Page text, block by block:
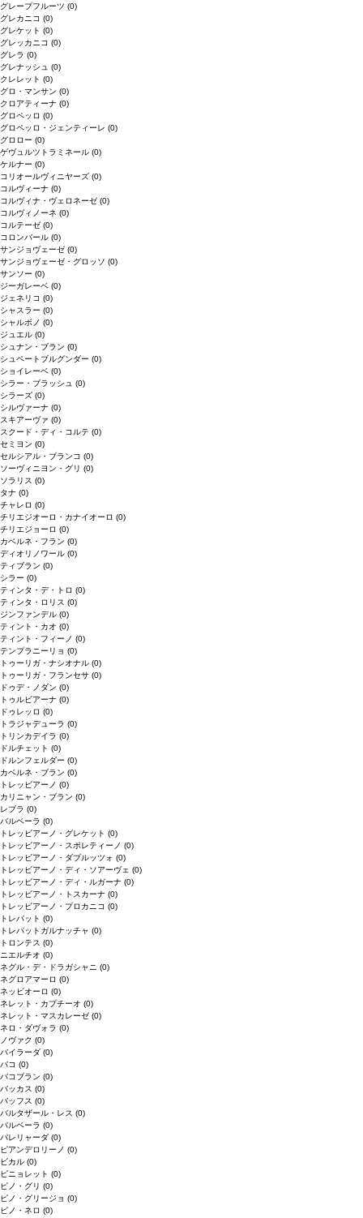
グレープフルーツ (0)
グレカニコ (0)
グレケット (0)
グレッカニコ (0)
グレラ (0)
グレナッシュ (0)
クレレット (0)
グロ・マンサン (0)
クロアティーナ (0)
グロペッロ (0)
グロペッロ・ジェンティーレ (0)
グロロー (0)
ゲヴュルツトラミネール (0)
ケルナー (0)
コリオールヴィニヤーズ (0)
コルヴィーナ (0)
コルヴィナ・ヴェロネーゼ (0)
コルヴィノーネ (0)
コルテーゼ (0)
コロンバール (0)
サンジョヴェーゼ (0)
サンジョヴェーゼ・グロッソ (0)
サンソー (0)
ジーガレーベ (0)
ジェネリコ (0)
シャスラー (0)
シャルボノ (0)
ジュエル (0)
シュナン・ブラン (0)
シュペートブルグンダー (0)
ショイレーベ (0)
シラー・ブラッシュ (0)
シラーズ (0)
シルヴァーナ (0)
スキアーヴァ (0)
スクード・ディ・コルテ (0)
セミヨン (0)
セルシアル・ブランコ (0)
ソーヴィニヨン・グリ (0)
ソラリス (0)
タナ (0)
チャレロ (0)
チリエジオーロ・カナイオーロ (0)
チリエジョーロ (0)
カベルネ・フラン (0)
ディオリノワール (0)
ティブラン (0)
シラー (0)
ティンタ・デ・トロ (0)
ティンタ・ロリス (0)
ジンファンデル (0)
ティント・カオ (0)
ティント・フィーノ (0)
テンプラニーリョ (0)
トゥーリガ・ナシオナル (0)
トゥーリガ・フランセサ (0)
ドゥデ・ノダン (0)
トゥルビアーナ (0)
ドゥレッロ (0)
トラジャデューラ (0)
トリンカデイラ (0)
ドルチェット (0)
ドルンフェルダー (0)
カベルネ・ブラン (0)
トレッビアーノ (0)
カリニャン・ブラン (0)
レブラ (0)
バルベーラ (0)
トレッビアーノ・グレケット (0)
トレッビアーノ・スポレティーノ (0)
トレッビアーノ・ダブルッツォ (0)
トレッビアーノ・ディ・ソアーヴェ (0)
トレッビアーノ・ディ・ルガーナ (0)
トレッビアーノ・トスカーナ (0)
トレッビアーノ・プロカニコ (0)
トレパット (0)
トレパットガルナッチャ (0)
トロンテス (0)
ニエルチオ (0)
ネグル・デ・ドラガシャニ (0)
ネグロアマーロ (0)
ネッビオーロ (0)
ネレット・カプチーオ (0)
ネレット・マスカレーゼ (0)
ネロ・ダヴォラ (0)
ノヴァク (0)
バイラーダ (0)
バコ (0)
バコブラン (0)
バッカス (0)
バッフス (0)
バルタザール・レス (0)
バルベーラ (0)
パレリャーダ (0)
ピアンデロリーノ (0)
ビカル (0)
ピニョレット (0)
ピノ・グリ (0)
ピノ・グリージョ (0)
ピノ・ネロ (0)